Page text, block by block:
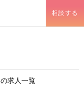
相談する
の求人一覧